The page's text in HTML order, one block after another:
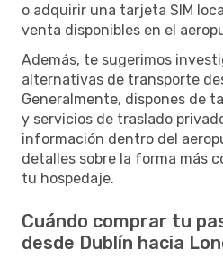
o adquirir una tarjeta SIM
venta disponibles en el
Además, te sugerimos
alternativas de transporte
Generalmente, dispones de
y servicios de traslado
información dentro del
detalles sobre la forma más
tu hospedaje.
Cuándo comprar tu
desde Dublín hacia